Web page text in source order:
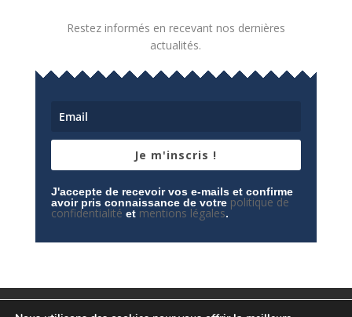
Restez informés en recevant nos dernières
actualités.
Je m'inscris !
J'accepte de recevoir vos e-mails et confirme
avoir pris connaissance de votre politique de
confidentialité et mentions légales.